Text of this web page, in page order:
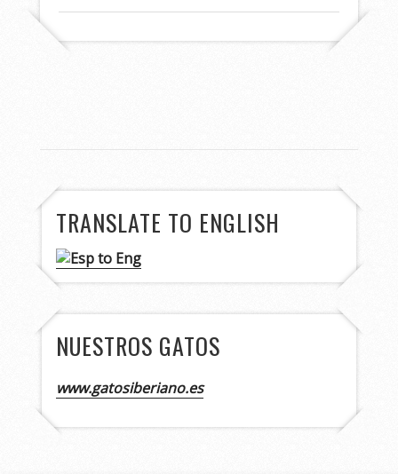
TRANSLATE TO ENGLISH
NUESTROS GATOS
www.gatosiberiano.es